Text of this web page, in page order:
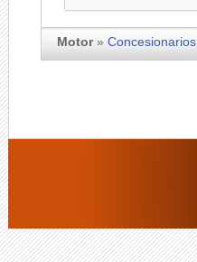
Motor» Concesionarios